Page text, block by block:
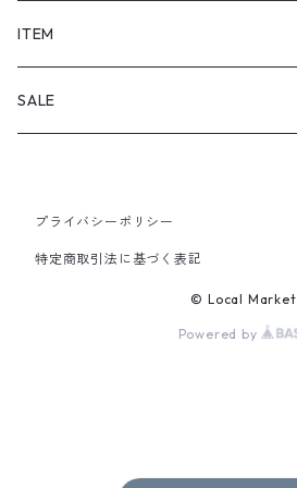
SHORTS
PANTS
ITEM
SALE
PANTS
プライバシーポリシー
特定商取引法に基づく表記
© Local Market
Powered by